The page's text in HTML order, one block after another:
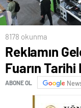
8178 okunma
Reklamın
Fuarın Tarihi
ABONE OL